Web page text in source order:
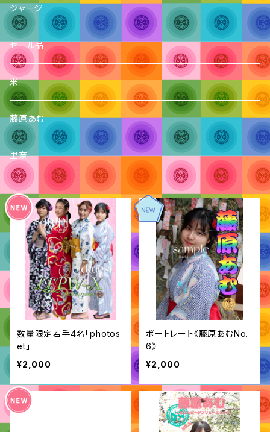
ジャージ
セール品
米
藤原あむ
里奈
数量限定若手4名「photos
et」
¥2,000
ポートレート《藤原あむNo.
6》
¥2,000